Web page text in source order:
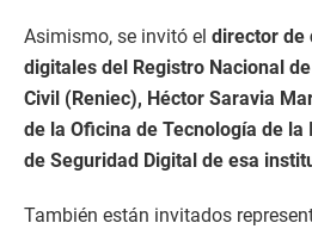
Asimismo, se invitó el director de
digitales del Registro Nacional
Civil (Reniec), Héctor Saravia
de la Oficina de Tecnología de la
de Seguridad Digital de esa
También están invitados